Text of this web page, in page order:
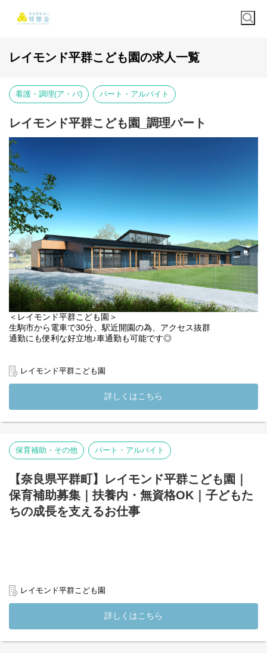
レイモンド平群こども園の求人一覧
看護・調理(ア・パ) パート・アルバイト
レイモンド平群こども園_調理パート
＜レイモンド平群こども園＞
生駒市から電車で30分、駅近開園の為、アクセス抜群
通勤にも便利な好立地♪車通勤も可能です◎
無資格・未経験OKの調理補助パートを募集しています。
子どもたちの「おいしい！」の笑顔を支える、あたたかいお仕事
当園では毎日、給食を複数名のチームで協力して調理していま
す。
要はありません。
・野菜のカット、計量など下ごしらえ
・盛り付け、配膳準備
・食器洗浄、片付け、清掃 など
※まずはできることからスタート。慣れるまでは先輩が横で一緒
に作業します◎
・家事や料理の経験を活かして働きたい
・安定してしっかり働きたい
レイモンド平群こども園
詳しくはこちら
保育補助・その他 パート・アルバイト
【奈良県平群町】レイモンド平群こども園｜
保育補助募集｜扶養内・無資格OK｜子どもた
ちの成長を支えるお仕事
レイモンド平群こども園
詳しくはこちら